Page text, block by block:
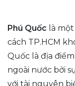
Phú Quốc là
cách TP.HCM
Quốc là địa
ngoài nước bởi
với tài nguyên